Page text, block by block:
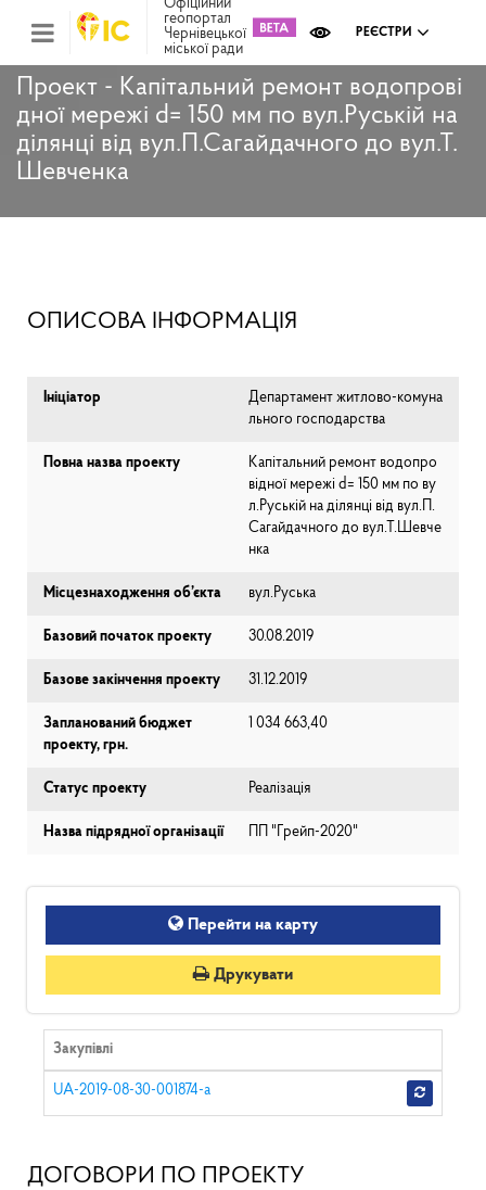
Офіційний
геопортал
Чернівецької
міської ради
РЕЄСТРИ
Проект - Капітальний ремонт водопрові
дної мережі d= 150 мм по вул.Руській на
ділянці від вул.П.Сагайдачного до вул.Т.
Шевченка
ОПИСОВА ІНФОРМАЦІЯ
Ініціатор
Департамент житлово-комуна
льного господарства
Повна назва проекту
Капітальний ремонт водопро
відної мережі d= 150 мм по ву
л.Руській на ділянці від вул.П.
Сагайдачного до вул.Т.Шевче
нка
Місцезнаходження об’єкта вул.Руська
Базовий початок проекту 30.08.2019
Базове закінчення проекту 31.12.2019
Запланований бюджет
проекту, грн.
1 034 663,40
Статус проекту Реалізація
Назва підрядної організації ПП "Грейп-2020"
Перейти на карту
Друкувати
Закупівлі
UA-2019-08-30-001874-a
ДОГОВОРИ ПО ПРОЕКТУ